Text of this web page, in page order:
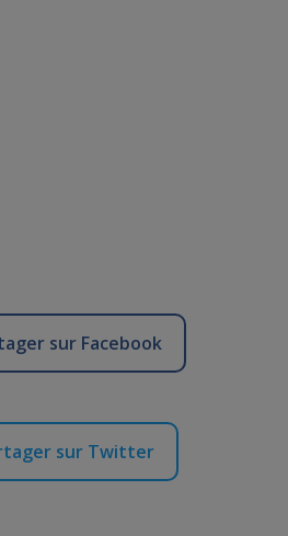
sur Facebook
sur Twitter